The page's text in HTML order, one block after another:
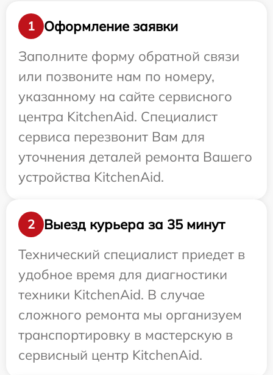
1
Оформление заявки
Заполните форму обратной связи
или позвоните нам по номеру,
указанному на сайте сервисного
центра KitchenAid. Специалист
сервиса перезвонит Вам для
уточнения деталей ремонта Вашего
устройства KitchenAid.
2
Выезд курьера за 35 минут
Технический специалист приедет в
удобное время для диагностики
техники KitchenAid. В случае
сложного ремонта мы организуем
транспортировку в мастерскую в
сервисный центр KitchenAid.